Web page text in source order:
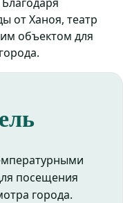
от Ханоя, театр
объектом для
посещения
города.